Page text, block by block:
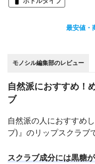
最安値・
モノシル編集部のレビュー
自然派におすすめ！
ブ
自然派の人におすすめ
プ)』のリップスクラブ
スクラブ成分には黒糖